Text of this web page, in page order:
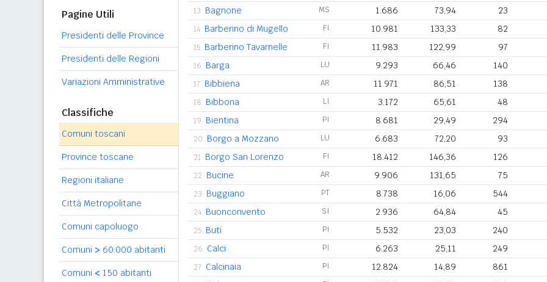
Pagine Utili
Presidenti delle Province
Presidenti delle Regioni
Variazioni Amministrative
Classifiche
Comuni toscani
Province toscane
Regioni italiane
Città Metropolitane
Comuni capoluogo
Comuni > 60.000 abitanti
Comuni < 150 abitanti
13. Bagnone MS 1.686 73,94 23
14. Barberino di Mugello FI 10.981 133,33 82
15. Barberino Tavarnelle FI 11.983 122,99 97
16. Barga LU 9.293 66,46 140
17. Bibbiena AR 11.971 86,51 138
18. Bibbona LI 3.172 65,61 48
19. Bientina PI 8.681 29,49 294
20. Borgo a Mozzano LU 6.683 72,20 93
21. Borgo San Lorenzo FI 18.412 146,36 126
22. Bucine AR 9.906 131,65 75
23. Buggiano PT 8.738 16,06 544
24. Buonconvento SI 2.936 64,84 45
25. Buti PI 5.532 23,03 240
26. Calci PI 6.263 25,11 249
27. Calcinaia PI 12.824 14,89 861